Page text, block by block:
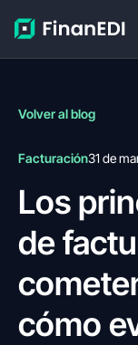
Volver al blog
Facturación31 de
Los
de
cómo